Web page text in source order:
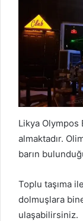
Likya Olympos
almaktadır.
barın
Toplu taşıma
dolmuşlara
ulaşabilirsiniz.